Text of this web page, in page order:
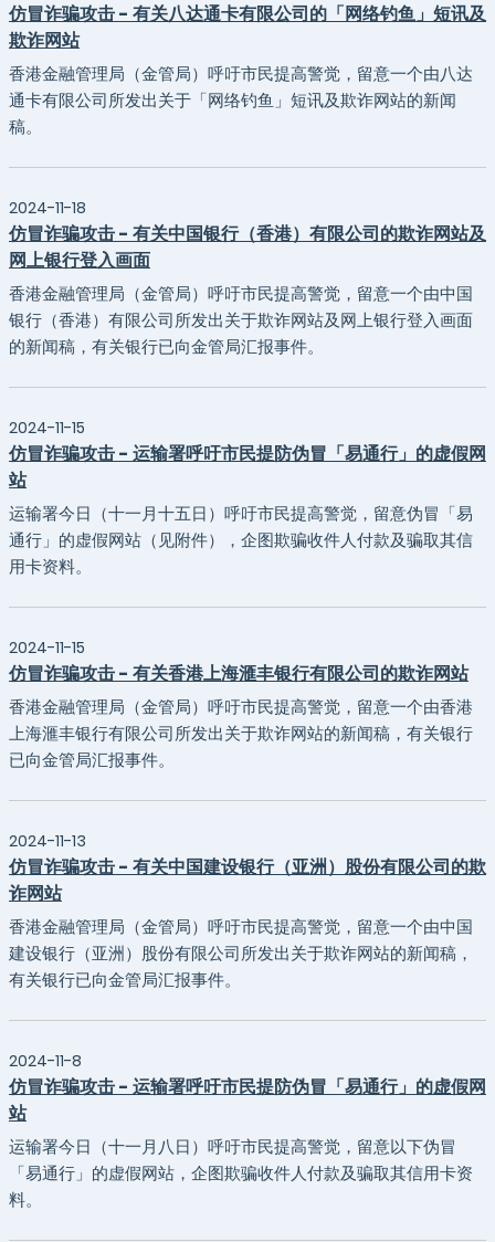
仿冒诈骗攻击 - 有关八达通卡有限公司的「网络钓鱼」短讯及
欺诈网站
香港金融管理局（金管局）呼吁市民提高警觉，留意一个由八达
通卡有限公司所发出关于「网络钓鱼」短讯及欺诈网站的新闻
稿。
2024-11-18
仿冒诈骗攻击 - 有关中国银行（香港）有限公司的欺诈网站及
网上银行登入画面
​香港金融管理局（金管局）呼吁市民提高警觉，留意一个由中国
银行（香港）有限公司所发出关于欺诈网站及网上银行登入画面
的新闻稿，有关银行已向金管局汇报事件。
2024-11-15
仿冒诈骗攻击 - 运输署呼吁市民提防伪冒「易通行」的虚假网
站
运输署今日（十一月十五日）呼吁市民提高警觉，留意伪冒「易
通行」的虚假网站（见附件），企图欺骗收件人付款及骗取其信
用卡资料。
2024-11-15
仿冒诈骗攻击 - 有关香港上海滙丰银行有限公司的欺诈网站
香港金融管理局（金管局）呼吁市民提高警觉，留意一个由香港
上海滙丰银行有限公司所发出关于欺诈网站的新闻稿，有关银行
已向金管局汇报事件。
2024-11-13
仿冒诈骗攻击 - 有关中国建设银行（亚洲）股份有限公司的欺
诈网站
香港金融管理局（金管局）呼吁市民提高警觉，留意一个由中国
建设银行（亚洲）股份有限公司所发出关于欺诈网站的新闻稿，
有关银行已向金管局汇报事件。
2024-11-8
仿冒诈骗攻击 - 运输署呼吁市民提防伪冒「易通行」的虚假网
站
运输署今日（十一月八日）呼吁市民提高警觉，留意以下伪冒
「易通行」的虚假网站，企图欺骗收件人付款及骗取其信用卡资
料。